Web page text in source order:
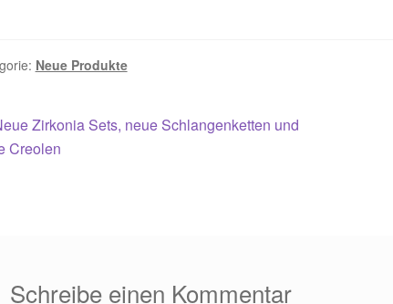
Neue Produkte
Zirkonia Sets, neue Schlangenketten und
Creolen
Schreibe einen Kommentar